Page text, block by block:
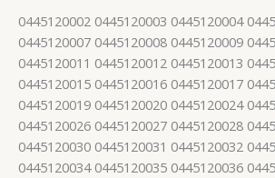
0445120002 0445120003 0445120004
0445120007 0445120008 0445120009
0445120011 0445120012 0445120013
0445120015 0445120016 0445120017
0445120019 0445120020 0445120024
0445120026 0445120027 0445120028
0445120030 0445120031 0445120032
0445120034 0445120035 0445120036